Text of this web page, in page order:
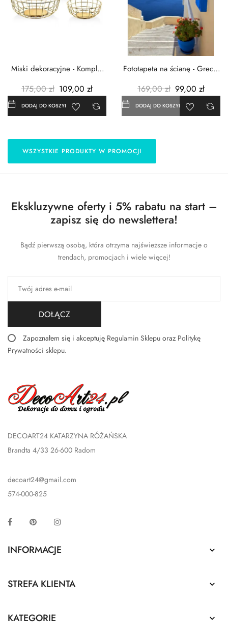
Miski dekoracyjne - Komplet
175,00 zł 109,00 zł
DODAJ DO KOSZYKA
Fototapeta na ścianę - Grecja
169,00 zł 99,00 zł
DODAJ DO KOSZYKA
WSZYSTKIE PRODUKTY W PROMOCJI
Ekskluzywne oferty i 5% rabatu na start –
zapisz się do newslettera!
Bądź pierwszą osobą, która otrzyma najświeższe informacje o
trendach, promocjach i wiele więcej!
DOŁĄCZ
Zapoznałem się i akceptuję Regulamin Sklepu oraz Politykę
Prywatności sklepu.
DECOART24 KATARZYNA RÓŻAŃSKA
Brandta 4/33 26-600 Radom
decoart24@gmail.com
574-000-825
Facebook Pinterest
INFORMACJE 
STREFA KLIENTA 
KATEGORIE 